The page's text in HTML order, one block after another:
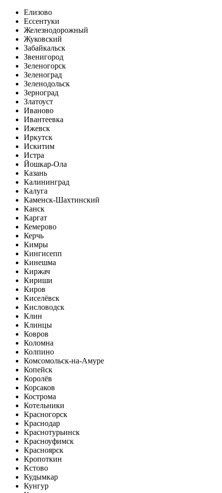
Елизово
Ессентуки
Железнодорожный
Жуковский
Забайкальск
Звенигород
Зеленогорск
Зеленоград
Зеленодольск
Зерноград
Златоуст
Иваново
Ивантеевка
Ижевск
Иркутск
Искитим
Истра
Йошкар-Ола
Казань
Калининград
Калуга
Каменск-Шахтинский
Канск
Каргат
Кемерово
Керчь
Кимры
Кингисепп
Кинешма
Киржач
Кириши
Киров
Киселёвск
Кисловодск
Клин
Клинцы
Ковров
Коломна
Колпино
Комсомольск-на-Амуре
Копейск
Королёв
Корсаков
Кострома
Котельники
Красногорск
Краснодар
Краснотурьинск
Красноуфимск
Красноярск
Кропоткин
Кстово
Кудымкар
Кунгур